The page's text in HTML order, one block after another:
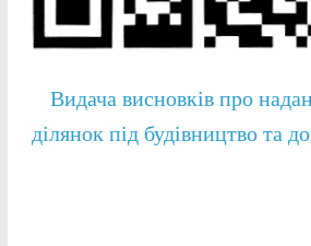
Видача висновків про
ділянок під будівництво та